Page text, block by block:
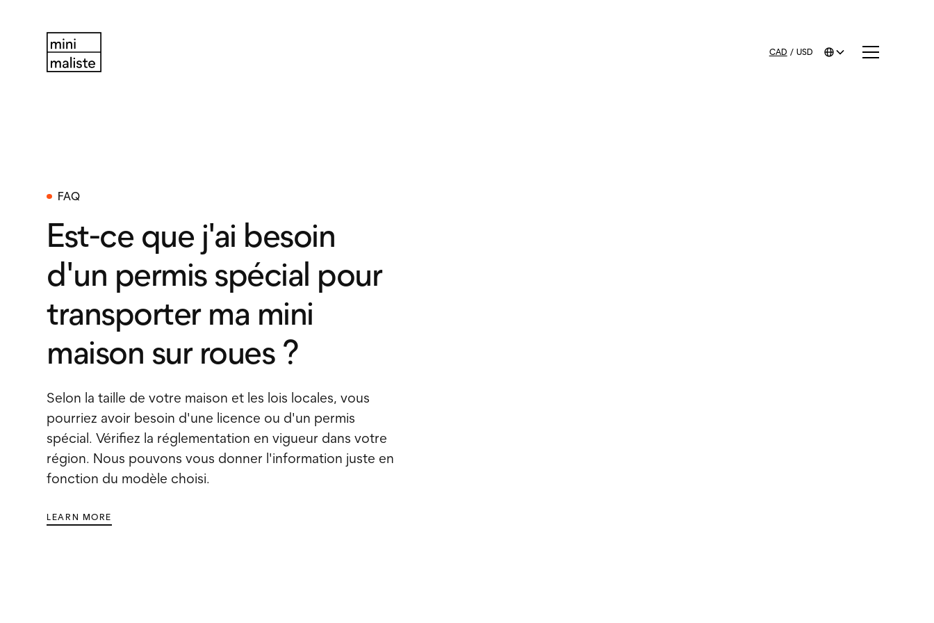
CAD / USD
FAQ
Est-ce que j'ai besoin
d'un permis spécial pour
transporter ma mini
maison sur roues ?
Selon la taille de votre maison et les lois locales, vous
pourriez avoir besoin d'une licence ou d'un permis
spécial. Vérifiez la réglementation en vigueur dans votre
région. Nous pouvons vous donner l'information juste en
fonction du modèle choisi.
LEARN MORE